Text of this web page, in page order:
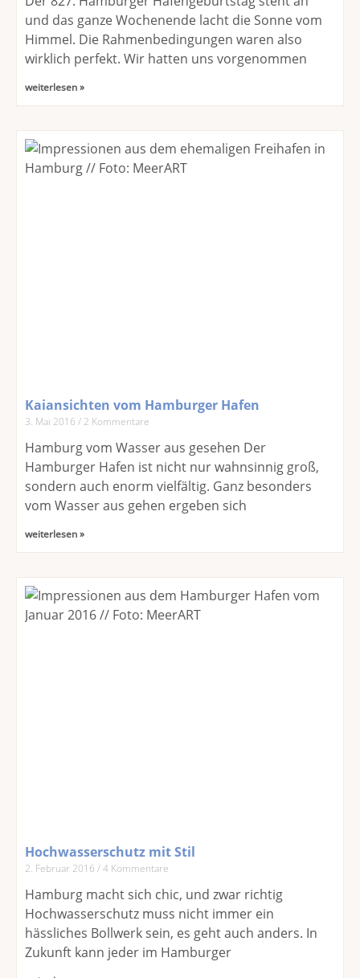
und das ganze Wochenende lacht die Sonne vom
Himmel. Die Rahmenbedingungen waren also
wirklich perfekt. Wir hatten uns vorgenommen
weiterlesen »
Kaiansichten vom Hamburger Hafen
3. Mai 2016 2 Kommentare
Hamburg vom Wasser aus gesehen Der
Hamburger Hafen ist nicht nur wahnsinnig groß,
sondern auch enorm vielfältig. Ganz besonders
vom Wasser aus gehen ergeben sich
weiterlesen »
Hochwasserschutz mit Stil
2. Februar 2016 4 Kommentare
Hamburg macht sich chic, und zwar richtig
Hochwasserschutz muss nicht immer ein
hässliches Bollwerk sein, es geht auch anders. In
Zukunft kann jeder im Hamburger